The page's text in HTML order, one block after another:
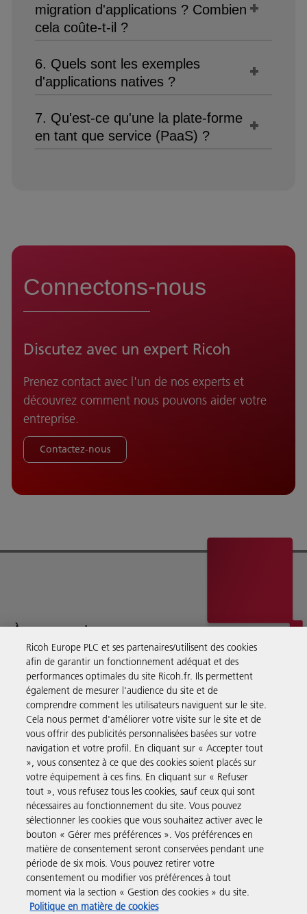
migration d'applications ? Combien
cela coûte-t-il ?
6. Quels sont les exemples
d'applications natives ?
7. Qu'est-ce qu'une la plate-forme
en tant que service (PaaS) ?
Connectons-nous
Discutez avec un expert Ricoh
Prenez contact avec l'un de nos experts et
découvrez comment nous pouvons aider votre
entreprise.
Contactez-nous
À propos de nous
Ricoh fournit des services de gestion documentaires, des conseils,
des logiciels et du matériel à des entreprises du monde entier.
En savoir plus sur notre histoire et ce que nous faisons
Solutions pour les entreprises
Produits et Services
Assistance & Contact
Ressources
Ricoh Europe PLC et ses partenaires/utilisent des cookies
afin de garantir un fonctionnement adéquat et des
performances optimales du site Ricoh.fr. Ils permettent
également de mesurer l'audience du site et de
comprendre comment les utilisateurs naviguent sur le site.
Cela nous permet d'améliorer votre visite sur le site et de
vous offrir des publicités personnalisées basées sur votre
navigation et votre profil. En cliquant sur « Accepter tout
», vous consentez à ce que des cookies soient placés sur
votre équipement à ces fins. En cliquant sur « Refuser
tout », vous refusez tous les cookies, sauf ceux qui sont
nécessaires au fonctionnement du site. Vous pouvez
sélectionner les cookies que vous souhaitez activer avec le
bouton « Gérer mes préférences ». Vos préférences en
matière de consentement seront conservées pendant une
période de six mois. Vous pouvez retirer votre
consentement ou modifier vos préférences à tout
moment via la section « Gestion des cookies » du site.
Politique en matière de cookies